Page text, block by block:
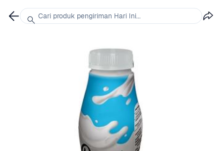
Cari produk pengiriman Hari Ini...